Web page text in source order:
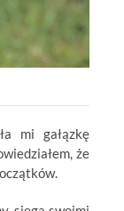
mi gałązkę
że